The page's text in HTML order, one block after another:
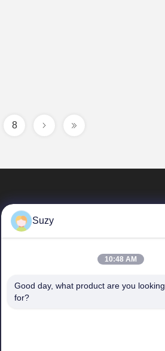
8
দ্রুত লিঙ্ক
Suzy
10:48 AM
Good day, what product are you looking
for?